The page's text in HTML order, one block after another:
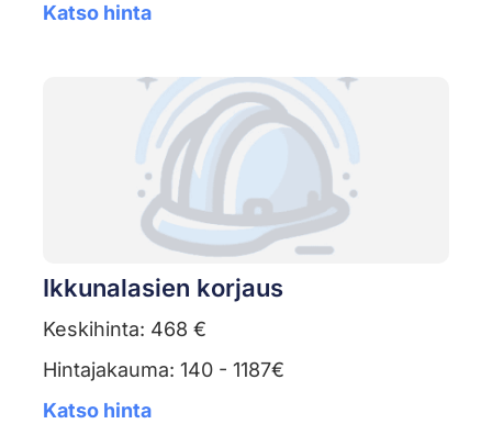
Katso hinta
Ikkunalasien korjaus
Keskihinta: 468 €
Hintajakauma: 140 - 1187€
Katso hinta